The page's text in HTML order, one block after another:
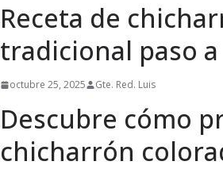
Receta de
tradicional paso a
octubre 25, 2025 Gte. Red. Luis
Descubre cómo
chicharrón